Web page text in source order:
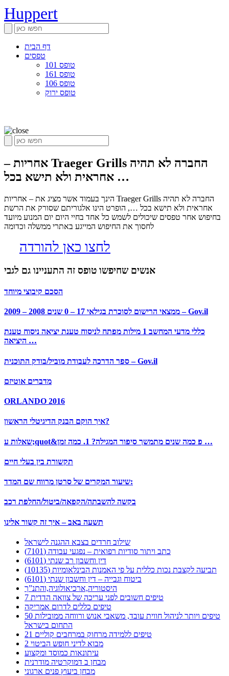
Huppert
דף הבית
טפסים
טופס 101
טופס 161
טופס 106
טופס ירוק
– אחריות Traeger Grills החברה לא תהיה
אחראית ולא תישא בכל …
הינך בעמוד אשר מציג את – אחריות Traeger Grills החברה לא תהיה
אחראית ולא תישא בכל …, הופרט הינו אלגוריתם שסורק את הרשת
בחיפוש אחר טפסים שיכולים לשמש כל אחד בחיי היום יום המנוע מיועד
לחסוך את החיפוש המייגע באתרי ממשלה וכדומה
לחצו כאן להורדה
אנשים שחיפשו טופס זה התעניינו גם לגבי
הסכם קיבוצי מיוחד
ממצאי הרישום לסוכרת בגילאי 17 – 0 שנים 2008 – 2009 – Gov.il
כללי מדעי המחשב 1 מילות מפתח לניסוח טענת יציאה ניסוח טענת
היציאה …
ספר הדרכה לעבודת מוביל/בודק התוכנית – Gov.il
מדברים אוטיזם
ORLANDO 2016
איך הוקם הבנק הדיגיטלי הראשון?
שאלות ע;quot&פ כמה שנים מתמשך סיפור המגילה? 1. כמה זמן …
תקשורת בין בעלי חיים
שיעור המקרים של סרטן מרווח שם המדד:
בקשה להשבתה/הקפאה/ביטול/החלפת רכב
תשעה באב – איך זה קשור אלינו
שילוב חרדים בצבא ההגנה לישראל
כתב ויתור סודיות רפואית – נפגעי עבודה (7101)
דין וחשבון רב שנתי (6101)
תביעה לקצבת נכות כללית על פי האמנות הבינלאומיות (10135)
ביטוח וגבייה – דין וחשבון שנתי (6101)
היסטוריה,ארכיאולוגיה,והתנ”ך
7 טיפים חשובים לפני עריכה של צוואה הדדית
טיפים כללים לדרום אמריקה
50 טיפים ויותר לניהול חווית עובד, משאבי אנוש ורווחה ממובילות
התחום בישראל
21 טיפים ללמידה מרחוק במרחבים קוליים
מבוא לדיני חופש הביטוי 2
עיתונאות כמוסד ומקצוע
מבחן ב דמוקרטיה מודרנית
מבחן ביעוץ פנים ארגוני